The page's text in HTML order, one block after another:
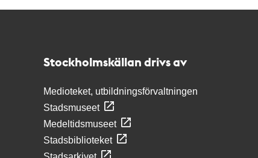
Stockholmskällan drivs av
Medioteket, utbildningsförvaltningen
Stadsmuseet
Medeltidsmuseet
Stadsbiblioteket